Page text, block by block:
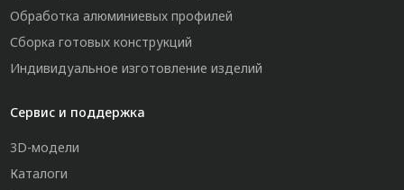
Обработка алюминиевых профилей
Сборка готовых конструкций
Индивидуальное изготовление изделий
Сервис и поддержка
3D-модели
Каталоги